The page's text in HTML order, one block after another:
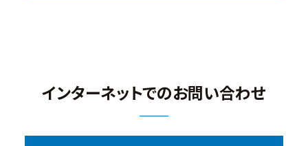
インターネットでのお問い合わせ